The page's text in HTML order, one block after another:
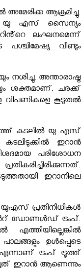
ആക്രമിച്ചു.
യു എസ് സൈന്യം
ലംഘനമെന്ന്
പശ്ചിമേഷ്യ വീണ്ടും
അന്താരാഷ്ട്ര
ശക്തമാണ്. ചരക്ക്
വിപണികളെ കൂടുതൽ
കടലിൽ യു എസ്
ഇറാൻ
പരിശോധന
ഇറാനിലെ
യുഎസ് പ്രതിനിധികൾ
ഡോണൾഡ് ട്രംപ്.
ഉൾപ്പെടെ
ട്രംപ് ട്രൂത്ത്
ഇറാൻ ആണെന്നും